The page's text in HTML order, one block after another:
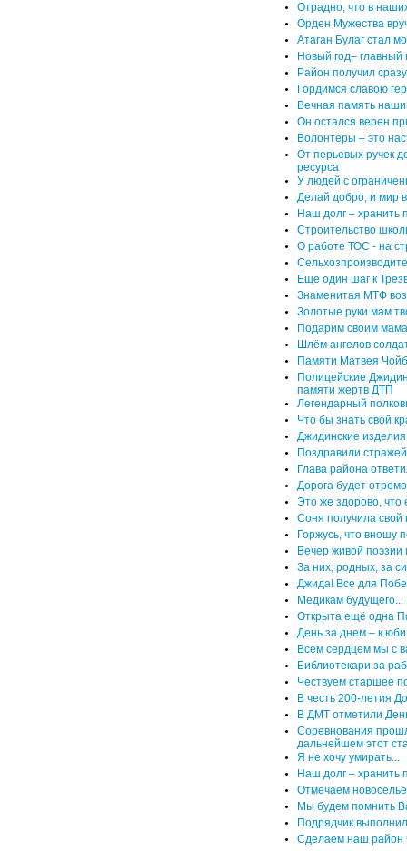
Отрадно, что в
Орден Мужества
Атаган Булаг стал
Новый год– главный
Район получил
Гордимся славою
Вечная память
Он остался верен
Волонтеры – это
От перьевых ручек
ресурса
У людей с
Делай добро, и мир
Наш долг – хранить
Строительство
О работе ТОС - на
Еще один шаг к
Знаменитая МТФ
Золотые руки мам
Подарим своим
Шлём ангелов
Памяти Матвея
Полицейские
памяти жертв ДТП
Легендарный
Что бы знать свой
Джидинские
Поздравили
Глава района
Дорога будет
Это же здорово, что
Соня получила свой
Горжусь, что вношу
Вечер живой поэзии
За них, родных, за
Джида! Все для
Медикам будущего...
Открыта ещё одна
День за днем – к
Всем сердцем мы с
Библиотекари за
Чествуем старшее
В честь 200-летия
В ДМТ отметили
Соревнования
дальнейшем этот
Я не хочу умирать...
Наш долг – хранить
Отмечаем
Мы будем помнить
Подрядчик
Сделаем наш район